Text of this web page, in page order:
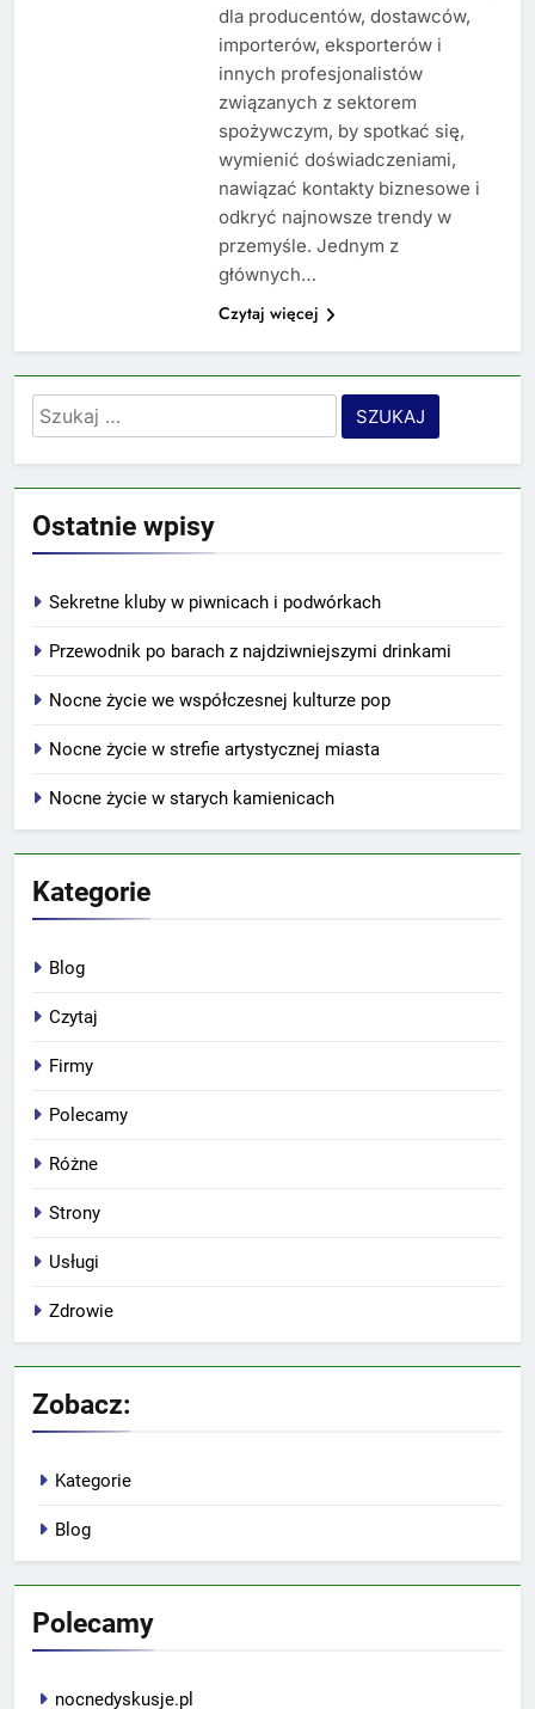
dla producentów, dostawców,
importerów, eksporterów i
innych profesjonalistów
związanych z sektorem
spożywczym, by spotkać się,
wymienić doświadczeniami,
nawiązać kontakty biznesowe i
odkryć najnowsze trendy w
przemyśle. Jednym z
głównych…
Czytaj więcej
Szukaj:
Ostatnie wpisy
Sekretne kluby w piwnicach i podwórkach
Przewodnik po barach z najdziwniejszymi drinkami
Nocne życie we współczesnej kulturze pop
Nocne życie w strefie artystycznej miasta
Nocne życie w starych kamienicach
Kategorie
Blog
Czytaj
Firmy
Polecamy
Różne
Strony
Usługi
Zdrowie
Zobacz:
Kategorie
Blog
Polecamy
nocnedyskusje.pl